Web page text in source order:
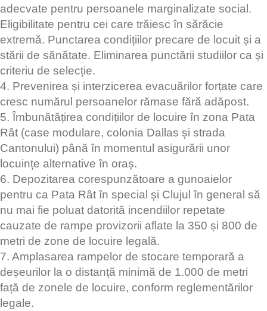
adecvate pentru persoanele marginalizate social.
Eligibilitate pentru cei care trăiesc în sărăcie
extremă. Punctarea condițiilor precare de locuit și a
stării de sănătate. Eliminarea punctării studiilor ca și
criteriu de selecție.
4. Prevenirea și interzicerea evacuărilor forțate care
cresc numărul persoanelor rămase fără adăpost.
5. Îmbunătățirea condițiilor de locuire în zona Pata
Rât (case modulare, colonia Dallas și strada
Cantonului) până în momentul asigurării unor
locuințe alternative în oraș.
6. Depozitarea corespunzătoare a gunoaielor
pentru ca Pata Rât în special și Clujul în general să
nu mai fie poluat datorită incendiilor repetate
cauzate de rampe provizorii aflate la 350 și 800 de
metri de zone de locuire legală.
7. Amplasarea rampelor de stocare temporară a
deșeurilor la o distanță minimă de 1.000 de metri
față de zonele de locuire, conform reglementărilor
legale.